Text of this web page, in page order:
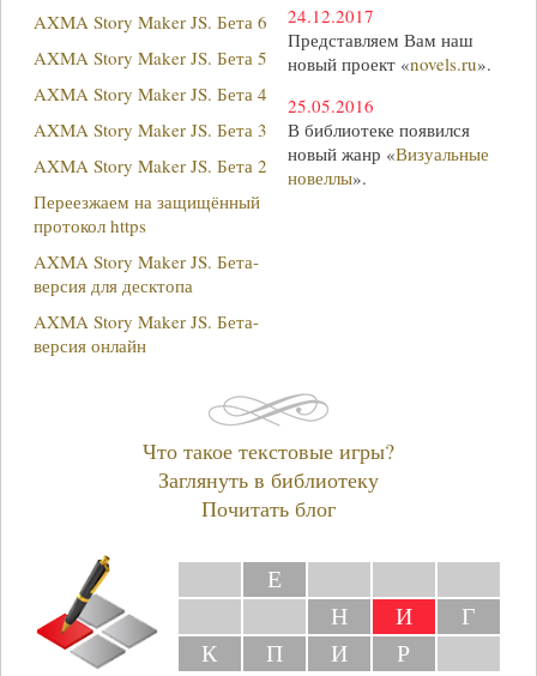
AXMA Story Maker JS. Бета 6
AXMA Story Maker JS. Бета 5
AXMA Story Maker JS. Бета 4
AXMA Story Maker JS. Бета 3
AXMA Story Maker JS. Бета 2
Переезжаем на защищённый
протокол https
AXMA Story Maker JS. Бета-
версия для десктопа
AXMA Story Maker JS. Бета-
версия онлайн
24.12.2017
Представляем Вам наш
новый проект «novels.ru».
25.05.2016
В библиотеке появился
новый жанр «Визуальные
новеллы».
Что такое текстовые игры?
Заглянуть в библиотеку
Почитать блог
Е
Н
И
Г
К
П И Р